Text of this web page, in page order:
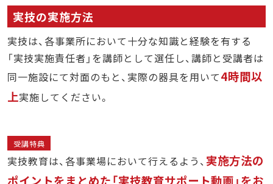
実技の実施方法
実技は、各事業所において十分な知識と経験を有する
「実技実施責任者」を講師として選任し、講師と受講者は
同一施設にて対面のもと、実際の器具を用いて4時間以
上実施してください。
受講特典
実技教育は、各事業場において行えるよう、 実施方法の
ポイントをまとめた「実技教育サポート動画」をお